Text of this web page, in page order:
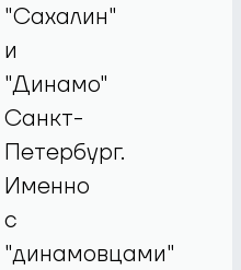
"Сахалин"
и
"Динамо"
Санкт-
Петербург.
Именно
с
"динамовцами"